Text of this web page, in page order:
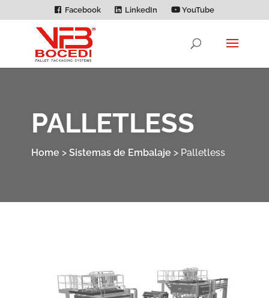
Facebook LinkedIn YouTube
PALLETLESS
Home > Sistemas de Embalaje > Palletless